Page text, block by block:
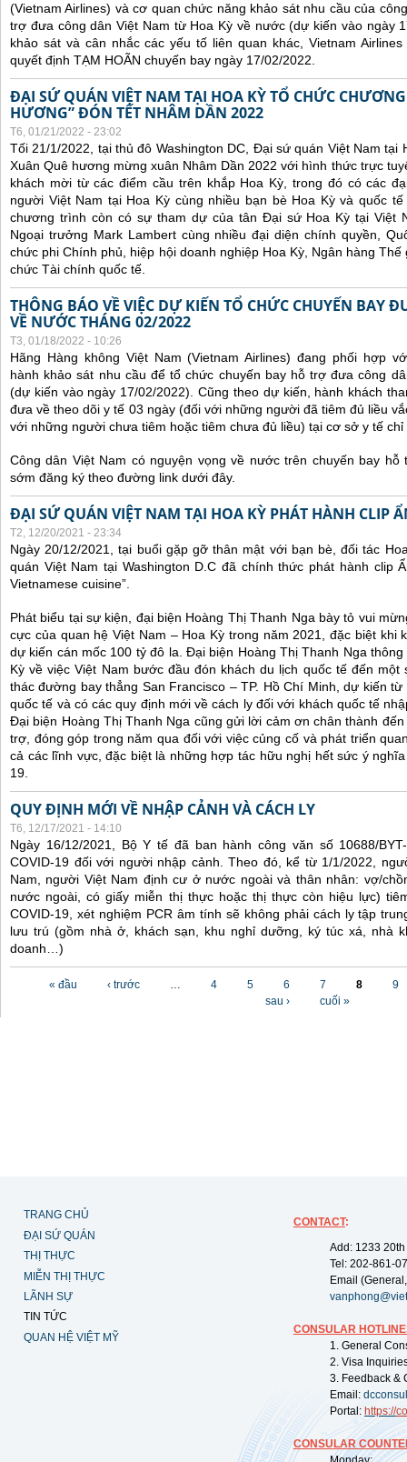
(Vietnam Airlines) và cơ quan chức năng khảo sát nhu cầu của
trợ đưa công dân Việt Nam từ Hoa Kỳ về nước (dự kiến vào ngày
khảo sát và cân nhắc các yếu tố liên quan khác, Vietnam
quyết định TẠM HOÃN chuyến bay ngày 17/02/2022.
ĐẠI SỨ QUÁN VIỆT NAM TẠI HOA KỲ TỔ CHỨC
HƯƠNG” ĐÓN TẾT NHÂM DẦN 2022
T6, 01/21/2022 - 23:02
Tối 21/1/2022, tại thủ đô Washington DC, Đại sứ quán Việt Nam
Xuân Quê hương mừng xuân Nhâm Dần 2022 với hình thức trực
khách mời từ các điểm cầu trên khắp Hoa Kỳ, trong đó có các
người Việt Nam tại Hoa Kỳ cùng nhiều bạn bè Hoa Kỳ và quốc
chương trình còn có sự tham dự của tân Đại sứ Hoa Kỳ tại Việt
Ngoại trưởng Mark Lambert cùng nhiều đại diện chính quyền,
chức phi Chính phủ, hiệp hội doanh nghiệp Hoa Kỳ, Ngân hàng
chức Tài chính quốc tế.
THÔNG BÁO VỀ VIỆC DỰ KIẾN TỔ CHỨC CHUYẾN BAY
VỀ NƯỚC THÁNG 02/2022
T3, 01/18/2022 - 10:26
Hãng Hàng không Việt Nam (Vietnam Airlines) đang phối hợp
hành khảo sát nhu cầu để tổ chức chuyến bay hỗ trợ đưa công
(dự kiến vào ngày 17/02/2022).
Cũng theo dự kiến, hành khách
đưa về theo dõi y tế 03 ngày (đối với những người đã tiêm đủ liều
với những người chưa tiêm hoặc tiêm chưa đủ liều) tại cơ sở y tế chỉ
Công dân Việt Nam có nguyện vọng về nước trên chuyến bay
sớm đăng ký theo đường link dưới đây.
ĐẠI SỨ QUÁN VIỆT NAM TẠI HOA KỲ PHÁT HÀNH CLIP
T2, 12/20/2021 - 23:34
Ngày 20/12/2021, tại buổi gặp gỡ thân mật với bạn bè, đối tác
quán Việt Nam tại Washington D.C đã chính thức phát hành clip
Vietnamese cuisine”.
Phát biểu tại sự kiện, đại biện Hoàng Thị Thanh Nga bày tỏ vui
cực của quan hệ Việt Nam – Hoa Kỳ trong năm 2021, đặc biệt khi
dự kiến cán mốc 100 tỷ đô la. Đại biện Hoàng Thị Thanh Nga
Kỳ về việc Việt Nam bước đầu đón khách du lịch quốc tế đến
thác đường bay thẳng San Francisco – TP. Hồ Chí Minh, dự kiến
quốc tế và có các quy định mới về cách ly đối với khách quốc tế
Đại biện Hoàng Thị Thanh Nga cũng gửi lời cảm ơn chân thành
trợ, đóng góp trong năm qua đối với việc củng cố và phát triển
cả các lĩnh vực, đặc biệt là những hợp tác hữu nghị hết sức ý
19.
QUY ĐỊNH MỚI VỀ NHẬP CẢNH VÀ CÁCH LY
T6, 12/17/2021 - 14:10
Ngày 16/12/2021, Bộ Y tế đã ban hành công văn số 10688/
COVID-19 đối với người nhập cảnh. Theo đó, kể từ 1/1/2022,
Nam, người Việt Nam định cư ở nước ngoài và thân nhân: vợ/
nước ngoài, có giấy miễn thị thực hoặc thị thực còn hiệu lực)
COVID-19, xét nghiệm PCR âm tính sẽ không phải cách ly tập
lưu trú (gồm nhà ở, khách sạn, khu nghỉ dưỡng, ký túc xá, nhà
doanh…)
« đầu ‹ trước … 4 5 6 7 8
9
sau ›
cuối »
TRANG CHỦ
ĐẠI SỨ QUÁN
THỊ THỰC
MIỄN THỊ THỰC
LÃNH SỰ
TIN TỨC
QUAN HỆ VIỆT MỸ
CONTACT:
Add: 1233
Tel: 202-861-
Email
CONSULAR
1. General
2. Visa
3. Feedback &
Email:
Portal: https://
CONSULAR